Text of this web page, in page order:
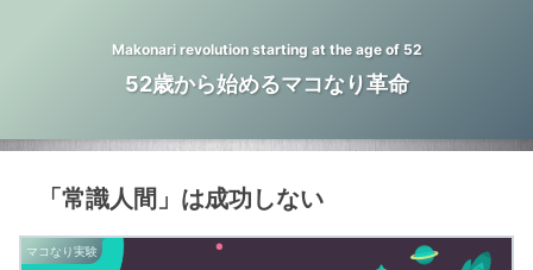
Makonari revolution starting at the age of 52
52歳から始めるマコなり革命
「常識人間」は成功しない
マコなり実験